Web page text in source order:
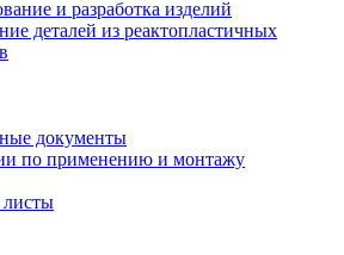
и разработка изделий
деталей из реактопластичных
документы
по применению и монтажу